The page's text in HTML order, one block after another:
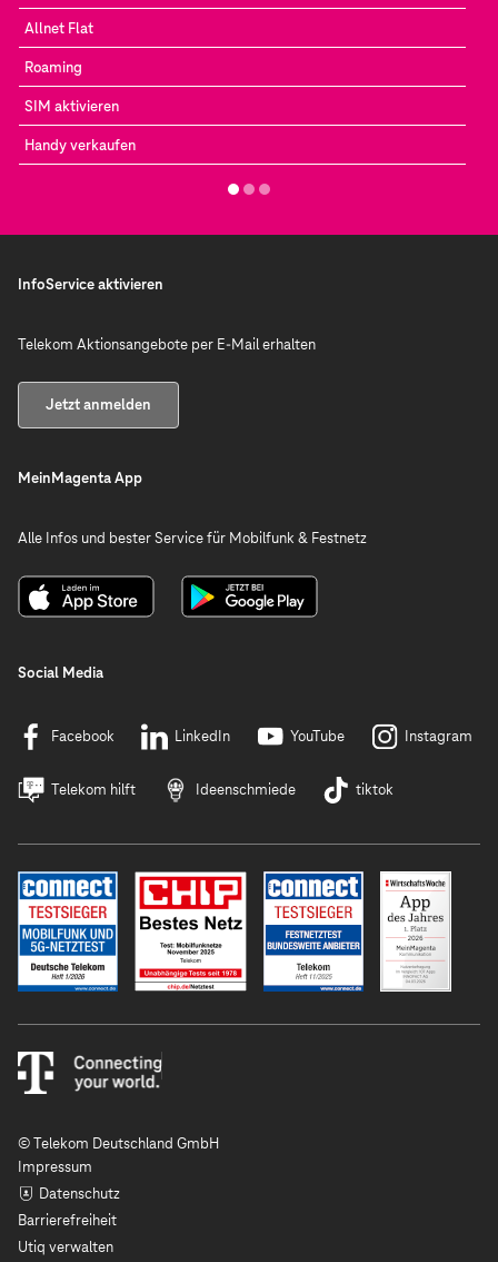
Allnet Flat
Roaming
SIM aktivieren
Handy verkaufen
InfoService aktivieren
Telekom Aktionsangebote per E-Mail erhalten
Jetzt anmelden
MeinMagenta App
Alle Infos und bester Service für Mobilfunk & Festnetz
Social Media
Facebook LinkedIn YouTube Instagram
Telekom hilft Ideenschmiede tiktok
© Telekom Deutschland GmbH
Impressum
Datenschutz
Barrierefreiheit
Utiq verwalten